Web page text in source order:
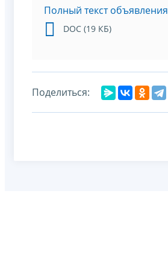
Полный текст объявления
DOC (19 КБ)
Поделиться: